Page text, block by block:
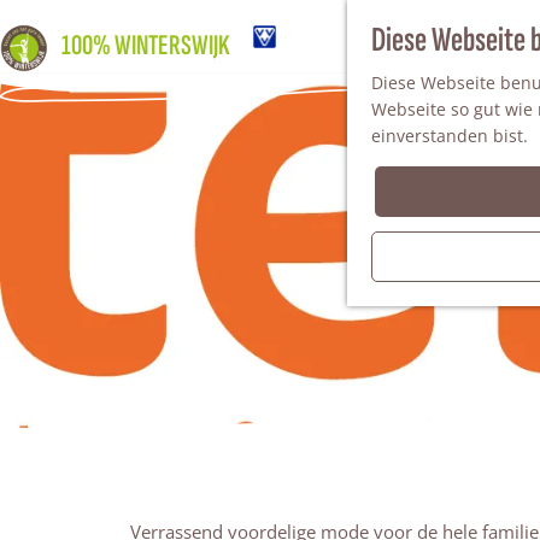
Diese Webseite
Diese Webseite
Webseite so gut
einverstanden bist.
100% WINTERSWIJK
Verrassend voordelige mode voor de hele